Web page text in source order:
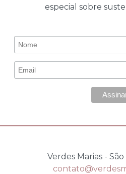
especial sobre
Nome
Email*
Verdes Marias -